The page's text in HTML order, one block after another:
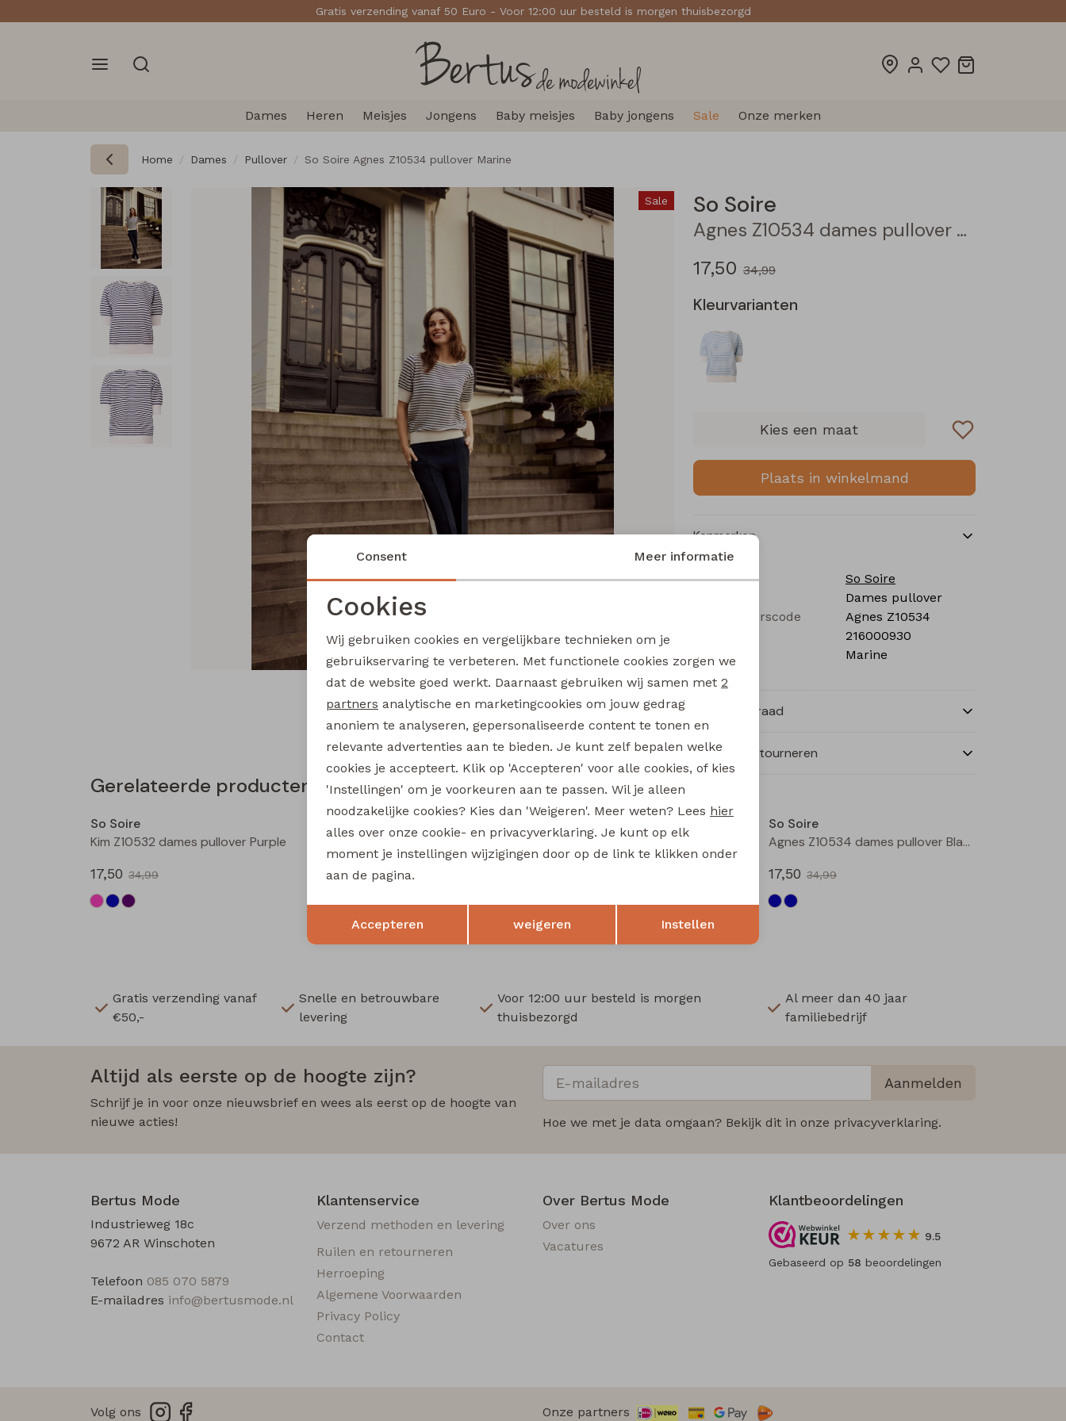
Gratis verzending vanaf 50 Euro - Voor 12:00 uur besteld is morgen thuisbezorgd
Dames Heren Meisjes Jongens Baby meisjes Baby jongens Sale Onze merken
Home Dames Pullover So Soire Agnes Z10534 pullover Marine
Sale So Soire
Agnes Z10534 dames pullover Marine
17,50 34,99
Kleurvarianten
Kies een maat
Plaats in winkelmand
Kenmerken
Merk
So Soire
Dames pullover
Leverancierscode
Agnes Z10534
216000930
Kleur
Marine
Winkelvoorraad
Ruilen en retourneren
Gerelateerde producten
Sale
So Soire
Kim Z10532 dames pullover Purple
17,50 34,99
Sale
Kim Z10532 dames pullover Kobalt
17,50 34,99
So Soire
Kim Z10532 dames pullover fuchsia
So Soire
Agnes Z10534 dames pullover Blauw midden
17,50 34,99
Gratis verzending vanaf
€50,-
Snelle en betrouwbare
levering
Voor 12:00 uur besteld is morgen
thuisbezorgd
Al meer dan 40 jaar
familiebedrijf
Altijd als eerste op de hoogte zijn?
Schrijf je in voor onze nieuwsbrief en wees als eerst op de hoogte van
nieuwe acties!
Aanmelden
Hoe we met je data omgaan? Bekijk dit in onze privacyverklaring.
Bertus Mode
Industrieweg 18c
9672 AR Winschoten
Telefoon 085 070 5879
E-mailadres info@bertusmode.nl
Klantenservice
Verzend methoden en levering
Ruilen en retourneren
Herroeping
Algemene Voorwaarden
Privacy Policy
Contact
Over Bertus Mode
Over ons
Vacatures
Klantbeoordelingen
9.5
Gebaseerd op 58 beoordelingen
Volg ons Onze partners
Noodzakelijke cookies
Analytische cookies Marketing cookies
Terug Opslaan
Consent Meer informatie
Cookies
Wij gebruiken cookies en vergelijkbare technieken om je
gebruikservaring te verbeteren. Met functionele cookies zorgen we
dat de website goed werkt. Daarnaast gebruiken wij samen met 2
partners analytische en marketingcookies om jouw gedrag
anoniem te analyseren, gepersonaliseerde content te tonen en
relevante advertenties aan te bieden. Je kunt zelf bepalen welke
cookies je accepteert. Klik op 'Accepteren' voor alle cookies, of kies
'Instellingen' om je voorkeuren aan te passen. Wil je alleen
noodzakelijke cookies? Kies dan 'Weigeren'. Meer weten? Lees hier
alles over onze cookie- en privacyverklaring. Je kunt op elk
moment je instellingen wijzigingen door op de link te klikken onder
aan de pagina.
Accepteren weigeren Instellen